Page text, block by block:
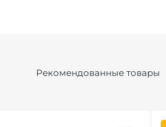
Рекомендованные товары